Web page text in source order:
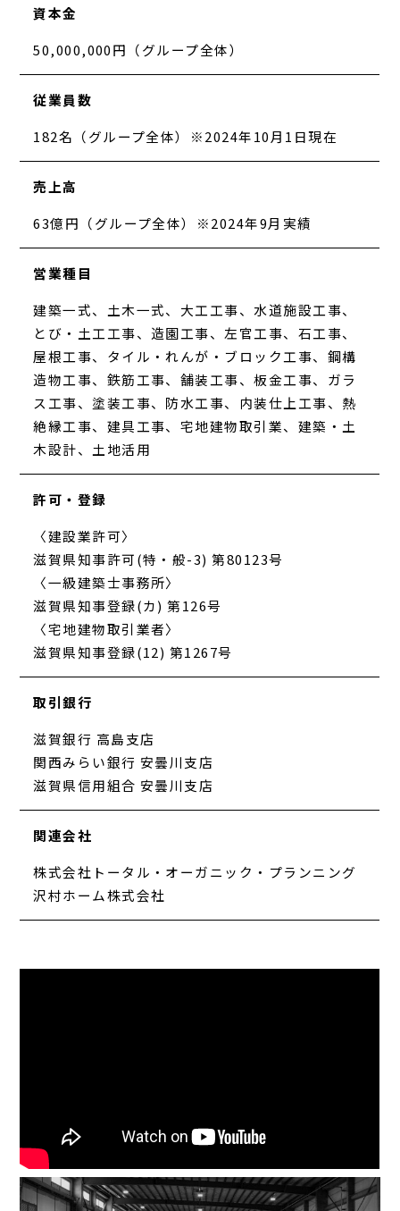
資本金
50,000,000円（グループ全体）
従業員数
182名（グループ全体）※2024年10月1日現在
売上高
63億円（グループ全体）※2024年9月実績
営業種目
建築一式、土木一式、大工工事、水道施設工事、
とび・土工工事、造園工事、左官工事、石工事、
屋根工事、タイル・れんが・ブロック工事、鋼構
造物工事、鉄筋工事、舗装工事、板金工事、ガラ
ス工事、塗装工事、防水工事、内装仕上工事、熱
絶縁工事、建具工事、宅地建物取引業、建築・土
木設計、土地活用
許可・登録
〈建設業許可〉
滋賀県知事許可(特・般-3) 第80123号
〈一級建築士事務所〉
滋賀県知事登録(カ) 第126号
〈宅地建物取引業者〉
滋賀県知事登録(12) 第1267号
取引銀行
滋賀銀行 高島支店
関西みらい銀行 安曇川支店
滋賀県信用組合 安曇川支店
関連会社
株式会社トータル・オーガニック・プランニング
沢村ホーム株式会社